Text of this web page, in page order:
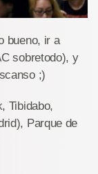
bueno, ir a
sobretodo), y
;)
Tibidabo,
Parque de